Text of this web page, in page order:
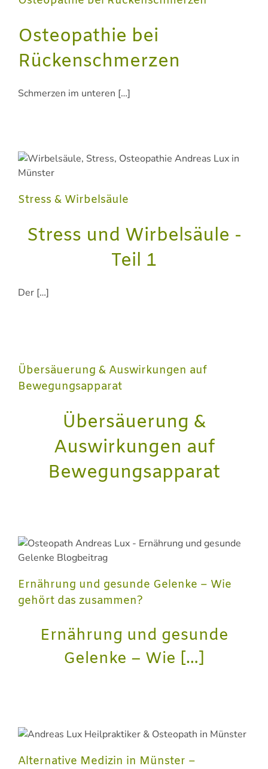
Osteopathie bei
Rückenschmerzen
Schmerzen im unteren […]
Stress & Wirbelsäule
Stress und Wirbelsäule -
Teil 1
Der […]
Übersäuerung & Auswirkungen auf
Bewegungsapparat
Übersäuerung &
Auswirkungen auf
Bewegungsapparat
Ernährung und gesunde Gelenke – Wie
gehört das zusammen?
Ernährung und gesunde
Gelenke – Wie […]
Alternative Medizin in Münster –